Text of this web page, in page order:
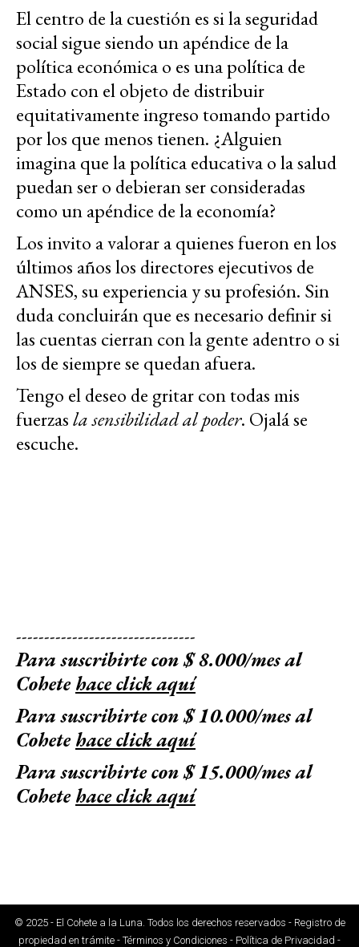
El centro de la cuestión es si la seguridad
social sigue siendo un apéndice de la
política económica o es una política de
Estado con el objeto de distribuir
equitativamente ingreso tomando partido
por los que menos tienen. ¿Alguien
imagina que la política educativa o la salud
puedan ser o debieran ser consideradas
como un apéndice de la economía?
Los invito a valorar a quienes fueron en los
últimos años los directores ejecutivos de
ANSES, su experiencia y su profesión. Sin
duda concluirán que es necesario definir si
las cuentas cierran con la gente adentro o si
los de siempre se quedan afuera.
Tengo el deseo de gritar con todas mis
fuerzasla sensibilidad al poder. Ojalá se
escuche.
--------------------------------
Para suscribirte con $ 8.000/mes al
Cohetehace click aquí
Para suscribirte con $ 10.000/mes al
Cohetehace click aquí
Para suscribirte con $ 15.000/mes al
Cohetehace click aquí
© 2025 - El Cohete a la Luna. Todos los derechos reservados - Registro de
propiedad en trámite - Términos y Condiciones - Política de Privacidad -